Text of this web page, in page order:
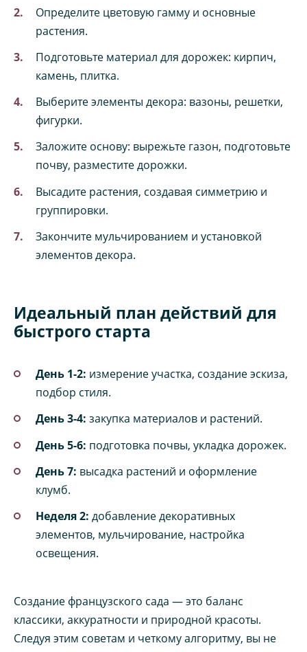
Определите цветовую гамму и основные
растения.
Подготовьте материал для дорожек: кирпич,
камень, плитка.
Выберите элементы декора: вазоны, решетки,
фигурки.
Заложите основу: вырежьте газон, подготовьте
почву, разместите дорожки.
Высадите растения, создавая симметрию и
группировки.
Закончите мульчированием и установкой
элементов декора.
Идеальный план действий для
быстрого старта
День 1-2: измерение участка, создание эскиза,
подбор стиля.
День 3-4: закупка материалов и растений.
День 5-6: подготовка почвы, укладка дорожек.
День 7: высадка растений и оформление
клумб.
Неделя 2: добавление декоративных
элементов, мульчирование, настройка
освещения.
Создание французского сада — это баланс
классики, аккуратности и природной красоты.
Следуя этим советам и четкому алгоритму, вы не